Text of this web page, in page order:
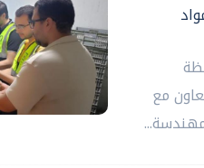
مع